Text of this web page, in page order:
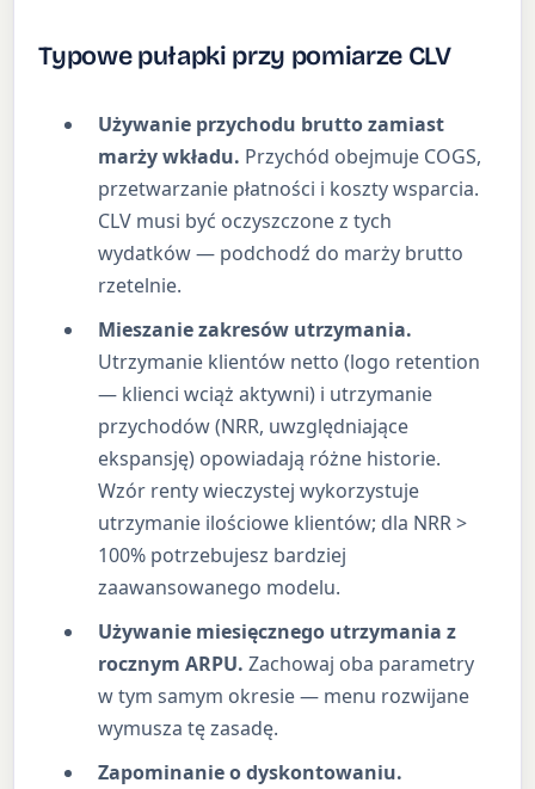
Typowe pułapki przy pomiarze CLV
Używanie przychodu brutto zamiast
marży wkładu. Przychód obejmuje COGS,
przetwarzanie płatności i koszty wsparcia.
CLV musi być oczyszczone z tych
wydatków — podchodź do marży brutto
rzetelnie.
Mieszanie zakresów utrzymania.
Utrzymanie klientów netto (logo retention
— klienci wciąż aktywni) i utrzymanie
przychodów (NRR, uwzględniające
ekspansję) opowiadają różne historie.
Wzór renty wieczystej wykorzystuje
utrzymanie ilościowe klientów; dla NRR >
100% potrzebujesz bardziej
zaawansowanego modelu.
Używanie miesięcznego utrzymania z
rocznym ARPU. Zachowaj oba parametry
w tym samym okresie — menu rozwijane
wymusza tę zasadę.
Zapominanie o dyskontowaniu.